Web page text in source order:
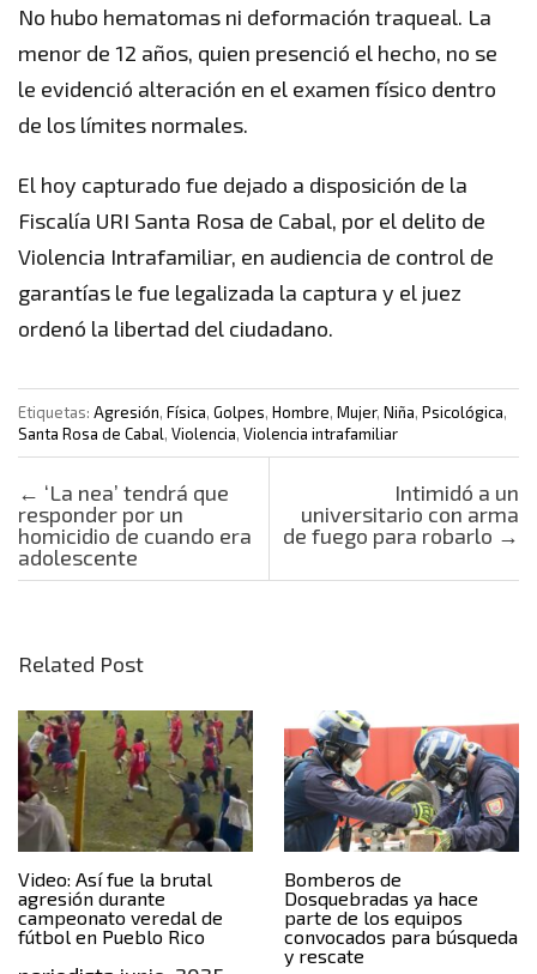
No hubo hematomas ni deformación traqueal. La
menor de 12 años, quien presenció el hecho, no se
le evidenció alteración en el examen físico dentro
de los límites normales.
El hoy capturado fue dejado a disposición de la
Fiscalía URI Santa Rosa de Cabal, por el delito de
Violencia Intrafamiliar, en audiencia de control de
garantías le fue legalizada la captura y el juez
ordenó la libertad del ciudadano.
Etiquetas: Agresión, Física, Golpes, Hombre, Mujer, Niña, Psicológica,
Santa Rosa de Cabal, Violencia, Violencia intrafamiliar
Post navigation
← ‘La nea’ tendrá que
responder por un
homicidio de cuando era
adolescente
Intimidó a un
universitario con arma
de fuego para robarlo →
Related Post
Video: Así fue la brutal
agresión durante
campeonato veredal de
fútbol en Pueblo Rico
Bomberos de
Dosquebradas ya hace
parte de los equipos
convocados para búsqueda
y rescate